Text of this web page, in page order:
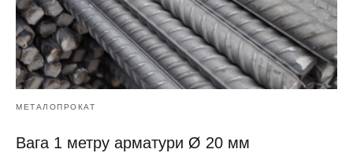
МЕТАЛОПРОКАТ
Вага 1 метру арматури Ø 20 мм